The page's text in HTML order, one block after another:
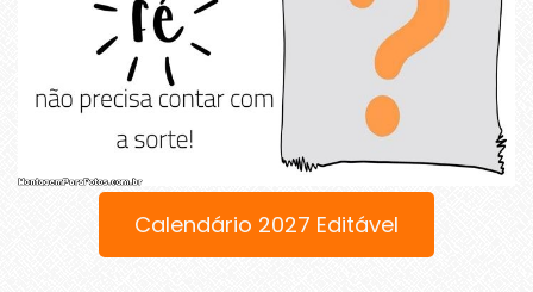
Calendário 2027 Editável